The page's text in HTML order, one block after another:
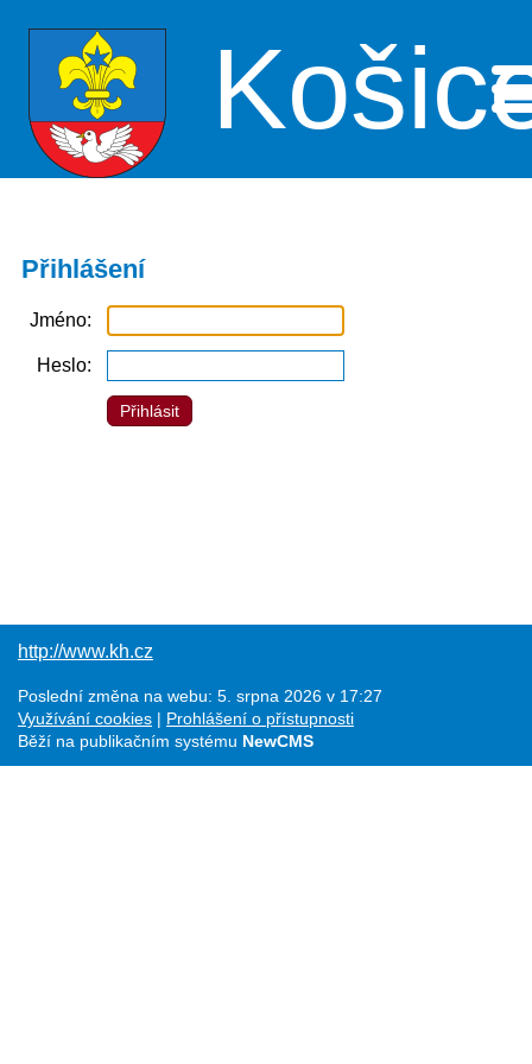
Přihlášení
Jméno
Heslo
http://www.kh.cz
Poslední změna na webu: 5. srpna 2026 v 17:27
Využívání cookies
Prohlášení o přístupnosti
Běží na publikačním systému NewCMS